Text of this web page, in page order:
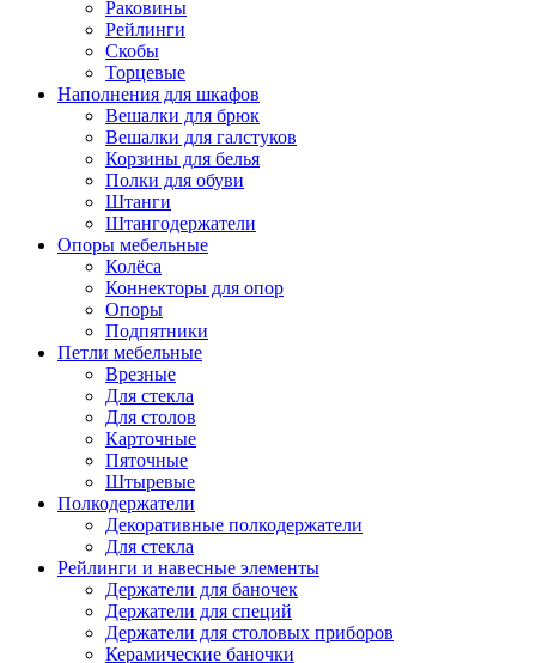
Раковины
Рейлинги
Скобы
Торцевые
Наполнения для шкафов
Вешалки для брюк
Вешалки для галстуков
Корзины для белья
Полки для обуви
Штанги
Штангодержатели
Опоры мебельные
Колёса
Коннекторы для опор
Опоры
Подпятники
Петли мебельные
Врезные
Для стекла
Для столов
Карточные
Пяточные
Штыревые
Полкодержатели
Декоративные полкодержатели
Для стекла
Рейлинги и навесные элементы
Держатели для баночек
Держатели для специй
Держатели для столовых приборов
Керамические баночки